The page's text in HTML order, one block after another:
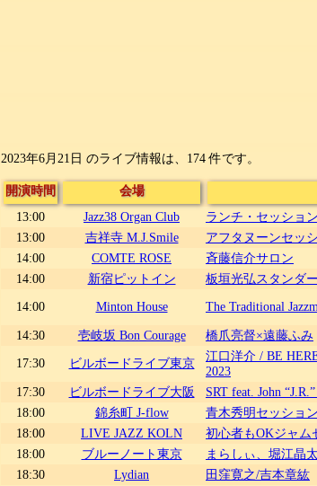
2023年6月21日 のライブ情報は、174 件です。
開演時間 会場
13:00
Jazz38 Organ Club ランチ・セッション
13:00
吉祥寺 M.J.Smile アフタヌーンセッ
14:00
COMTE ROSE 斉藤信介サロン
14:00
新宿ピットイン 板垣光弘スタンダ
14:00
Minton House The Traditional
14:30
壱岐坂 Bon Courage 橋爪亮督×遠藤ふみ
17:30
ビルボードライブ東京
江口洋介 / BE
2023
17:30
ビルボードライブ大阪 SRT feat. John
18:00
錦糸町 J-flow 青木秀明セッション
18:00
LIVE JAZZ KOLN
初心者もOKジャム
18:00
ブルーノート東京 まらしぃ、堀江晶
18:30
Lydian 田窪寛之/吉本章紘